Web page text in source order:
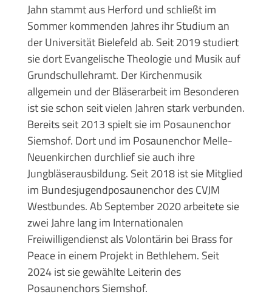
Jahn stammt aus Herford und schließt im
Sommer kommenden Jahres ihr Studium an
der Universität Bielefeld ab. Seit 2019 studiert
sie dort Evangelische Theologie und Musik auf
Grundschullehramt. Der Kirchenmusik
allgemein und der Bläserarbeit im Besonderen
ist sie schon seit vielen Jahren stark verbunden.
Bereits seit 2013 spielt sie im Posaunenchor
Siemshof. Dort und im Posaunenchor Melle-
Neuenkirchen durchlief sie auch ihre
Jungbläserausbildung. Seit 2018 ist sie Mitglied
im Bundesjugendposaunenchor des CVJM
Westbundes. Ab September 2020 arbeitete sie
zwei Jahre lang im Internationalen
Freiwilligendienst als Volontärin bei Brass for
Peace in einem Projekt in Bethlehem. Seit
2024 ist sie gewählte Leiterin des
Posaunenchors Siemshof.